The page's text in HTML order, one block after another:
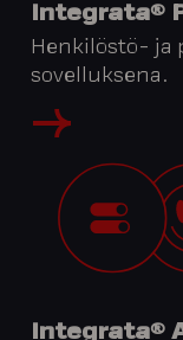
Integrata®
Henkilöstö- ja
sovelluksena.
Integrata®